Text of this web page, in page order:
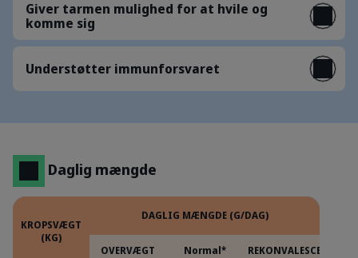
Giver tarmen mulighed for at hvile og
komme sig
Understøtter immunforsvaret
Daglig mængde
KROPSVÆGT
(KG)
DAGLIG MÆNGDE (G/DAG)
OVERVÆGT Normal* REKONVALESCENS/